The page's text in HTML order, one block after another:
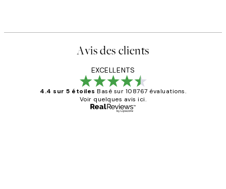
Avis des clients
EXCELLENTS
4.4 sur 5 étoiles Basé sur 108767 évaluations.
Voir quelques avis ici.